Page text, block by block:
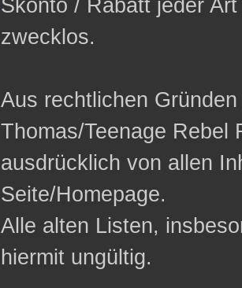
Skonto / Rabatt jeder
zwecklos.
Aus rechtlichen
Thomas/Teenage Rebel
ausdrücklich von allen
Seite/Homepage.
Alle alten Listen,
hiermit ungültig.